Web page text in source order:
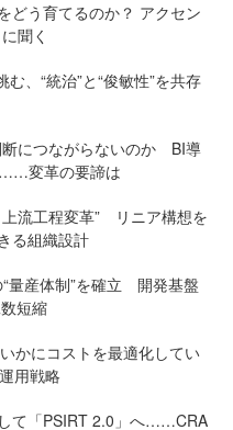
どう育てるのか？ アクセン
聞く
、“統治”と“俊敏性”を共存
断につながらないのか BI導
……変革の要諦は
流工程変革” リニア構想を
る組織設計
量産体制”を確立 開発基盤
短縮
かにコストを最適化してい
用戦略
て「PSIRT 2.0」へ……CRA